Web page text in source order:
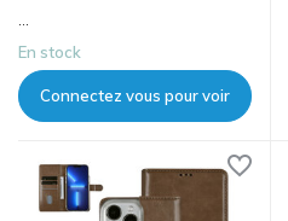
...
En stock
Connectez vous pour voir